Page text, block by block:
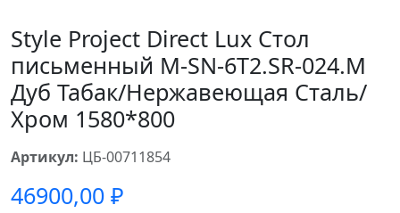
Style Project Direct Lux Стол
письменный M-SN-6T2.SR-024.M
Дуб Табак/Нержавеющая Сталь/
Хром 1580*800
Артикул: ЦБ-00711854
46900,00 ₽